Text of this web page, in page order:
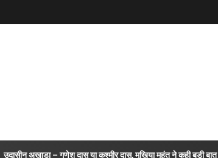
उदासीन अखाड़ा – गणेश दास या कश्मीर दास, मुखिया महंत ने कही बड़ी बात